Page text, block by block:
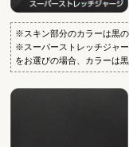
※スキン部分のカラーは黒の
※スーパーストレッチジャ
をお選びの場合、カラーは